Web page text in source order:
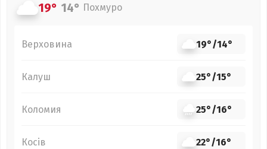
19° 14° Похмуро
Верховина 19°/14°
Калуш 25°/15°
Коломия 25°/16°
Косів 22°/16°